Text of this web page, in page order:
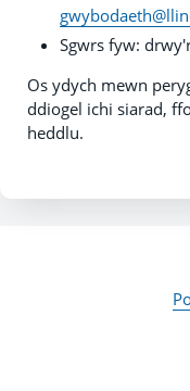
Sgwrs fyw:
Os ydych mewn
ddiogel ichi siarad,
heddlu.